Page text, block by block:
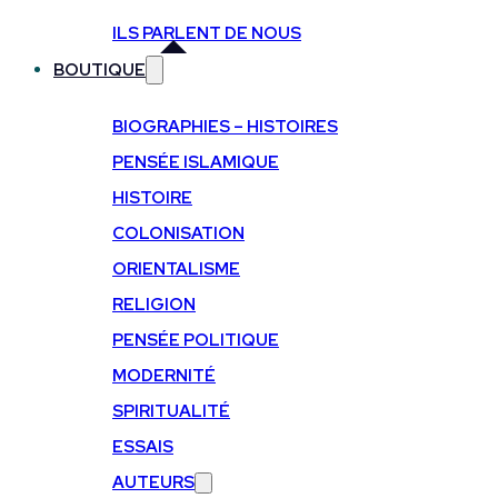
ILS PARLENT DE NOUS
BOUTIQUE
BIOGRAPHIES – HISTOIRES
PENSÉE ISLAMIQUE
HISTOIRE
COLONISATION
ORIENTALISME
RELIGION
PENSÉE POLITIQUE
MODERNITÉ
SPIRITUALITÉ
ESSAIS
AUTEURS